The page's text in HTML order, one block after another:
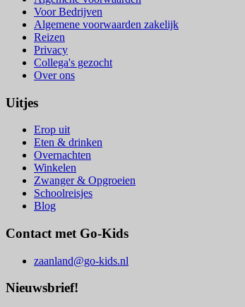
Voor Bedrijven
Algemene voorwaarden zakelijk
Reizen
Privacy
Collega's gezocht
Over ons
Uitjes
Erop uit
Eten & drinken
Overnachten
Winkelen
Zwanger & Opgroeien
Schoolreisjes
Blog
Contact met Go-Kids
zaanland@go-kids.nl
Nieuwsbrief!